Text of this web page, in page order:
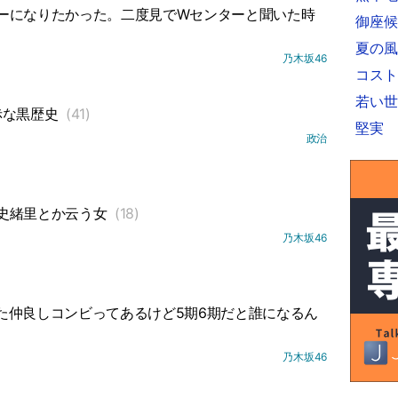
になりたかった。二度見でWセンターと聞いた時
乃木坂46
黒歴史 (41)
政治
緒里とか云う女 (18)
乃木坂46
良しコンビってあるけど5期6期だと誰になるん
乃木坂46
御座候
夏の
コス
若い
堅実